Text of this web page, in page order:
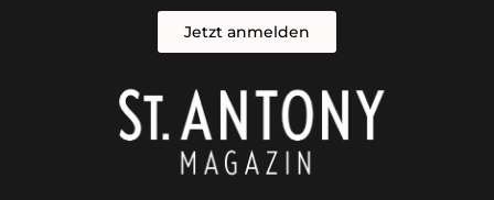
Jetzt anmelden